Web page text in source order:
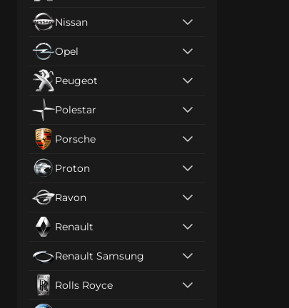
Nissan
Opel
Peugeot
Polestar
Porsche
Proton
Ravon
Renault
Renault Samsung
Rolls Royce